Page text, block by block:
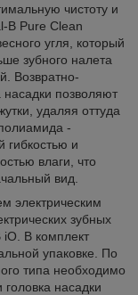
чистоту и
B Pure Clean
угля, который
зубного налета
Возвратно-
позволяют
удаляя оттуда
-
гибкостью и
влаги, что
вид.
электрическим
зубных
В комплект
упаковке. По
типа необходимо
насадки